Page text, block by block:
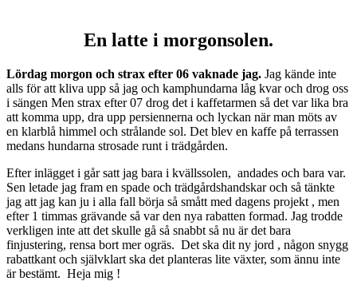
En latte i morgonsolen.
Lördag morgon och strax efter 06 vaknade jag. Jag kände inte
alls för att kliva upp så jag och kamphundarna låg kvar och drog oss
i sängen Men strax efter 07 drog det i kaffetarmen så det var lika bra
att komma upp, dra upp persiennerna och lyckan när man möts av
en klarblå himmel och strålande sol. Det blev en kaffe på terrassen
medans hundarna strosade runt i trädgården.
Efter inlägget i går satt jag bara i kvällssolen, andades och bara var.
Sen letade jag fram en spade och trädgårdshandskar och så tänkte
jag att jag kan ju i alla fall börja så smått med dagens projekt , men
efter 1 timmas grävande så var den nya rabatten formad. Jag trodde
verkligen inte att det skulle gå så snabbt så nu är det bara
finjustering, rensa bort mer ogräs. Det ska dit ny jord , någon snygg
rabattkant och självklart ska det planteras lite växter, som ännu inte
är bestämt. Heja mig !